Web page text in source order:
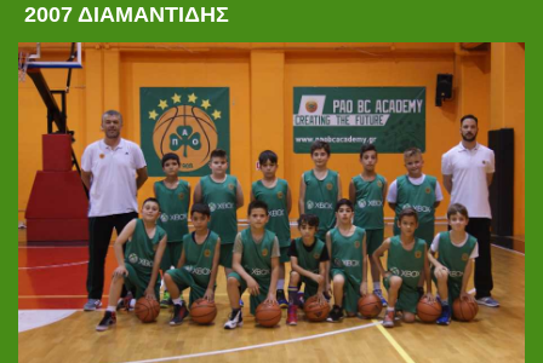
2007 ΔΙΑΜΑΝΤΙΔΗΣ